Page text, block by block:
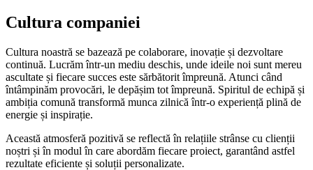
Cultura companiei
Cultura noastră se bazează pe colaborare, inovație și dezvoltare
continuă. Lucrăm într-un mediu deschis, unde ideile noi sunt mereu
ascultate și fiecare succes este sărbătorit împreună. Atunci când
întâmpinăm provocări, le depășim tot împreună. Spiritul de echipă și
ambiția comună transformă munca zilnică într-o experiență plină de
energie și inspirație.
Această atmosferă pozitivă se reflectă în relațiile strânse cu clienții
noștri și în modul în care abordăm fiecare proiect, garantând astfel
rezultate eficiente și soluții personalizate.